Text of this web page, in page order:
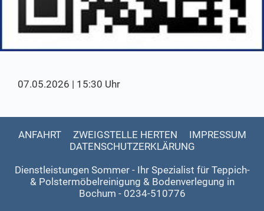
07.05.2026 | 15:30 Uhr
ANFAHRT ZWEIGSTELLE HERTEN
IMPRESSUM
DATENSCHUTZERKLÄRUNG
Dienstleistungen Sommer - Ihr Spezialist für Teppich-
& Polstermöbelreinigung & Bodenverlegung in
Bochum - 0234-510776